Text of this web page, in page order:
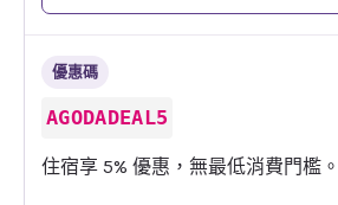
優惠碼
AGODADEAL5
住宿享 5% 優惠，無最低消費門檻。